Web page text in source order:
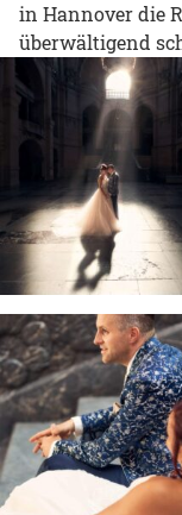
in Hannover die
überwältigend